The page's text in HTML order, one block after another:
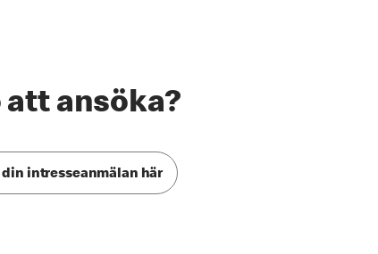
att ansöka?
intresseanmälan här